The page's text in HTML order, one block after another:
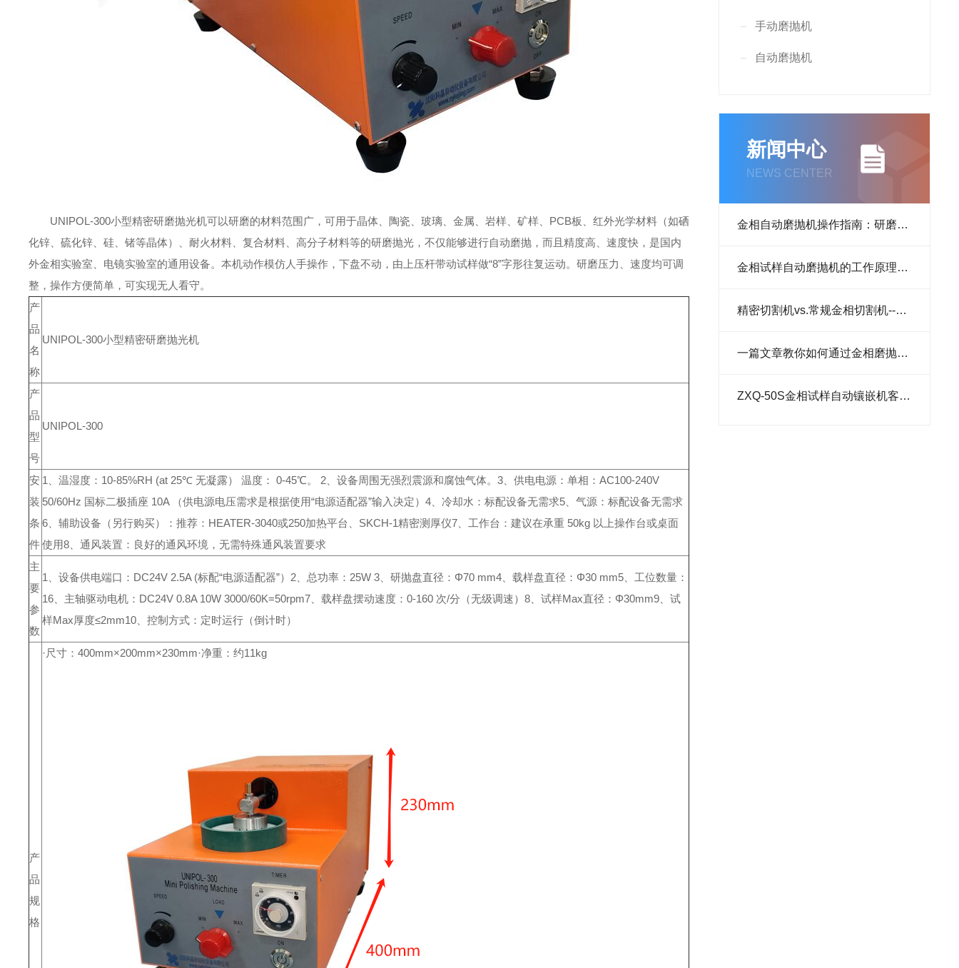
手动磨抛机
自动磨抛机
金相抛光机
金相显微镜
布氏硬度计
洛氏硬度计
新闻中心
NEWS CENTER
金相自动磨抛机操作指南：研磨、抛光流程与
金相试样自动磨抛机的工作原理：从研磨到抛
精密切割机vs.常规金相切割机--哪种设
一篇文章教你如何通过金相磨抛机抛光
ZXQ-50S金相试样自动镶嵌机客户反馈
UNIPOL-300小型精密研磨抛光机可以研磨的材料范围广，可用于晶体、陶瓷、玻璃、金属、岩样、矿样、PCB板、红外光学材料（如硒
化锌、硫化锌、硅、锗等晶体）、耐火材料、复合材料、高分子材料等的研磨抛光，不仅能够进行自动磨抛，而且精度高、速度快，是国内
外金相实验室、电镜实验室的通用设备。 本机动作模仿人手操作，下盘不动，由上压杆带动试样做“8”字形往复运动。研磨压力、速度均可调
整，操作方便简单，可实现无人看守。
产
品
名
称
UNIPOL-300小型精密研磨抛光机
产
品
型
号
UNIPOL-300
安
装
条
件
1、温湿度：10-85%RH (at 25℃ 无凝露） 温度： 0-45℃。 2、设备周围无强烈震源和腐蚀气体。3、供电电源：单相：AC100-240V
50/60Hz 国标二极插座 10A （供电源电压需求是根据使用“电源适配器”输入决定）4、冷却水：标配设备无需求5、气源：标配设备无需求
6、辅助设备（另行购买）：推荐：HEATER-3040或250加热平台、SKCH-1精密测厚仪7、工作台：建议在承重 50kg 以上操作台或桌面
使用8、通风装置：良好的通风环境，无需特殊通风装置要求
主
要
参
数
1、设备供电端口：DC24V 2.5A (标配“电源适配器”） 2、总功率：25W3、研抛盘直径：Φ70 mm4、载样盘直径：Φ30 mm5、工位数量：
16、主轴驱动电机：DC24V 0.8A 10W 3000/60K=50rpm7、载样盘摆动速度：0-160 次/分（无级调速）8、试样Max直径：Φ30mm9、试
样Max厚度≤2mm10、控制方式：定时运行（倒计时）
产
品
规
格
·尺寸：400mm×200mm×230mm·净重：约11kg